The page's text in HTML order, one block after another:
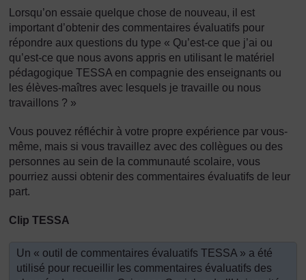
Lorsqu’on essaie quelque chose de nouveau, il est
important d’obtenir des commentaires évaluatifs pour
répondre aux questions du type « Qu’est-ce que j’ai ou
qu’est-ce que nous avons appris en utilisant le matériel
pédagogique TESSA en compagnie des enseignants ou
les élèves-maîtres avec lesquels je travaille ou nous
travaillons ? »
Vous pouvez réfléchir à votre propre expérience par vous-
même, mais si vous travaillez avec des collègues ou des
personnes au sein de la communauté scolaire, vous
pourriez aussi obtenir des commentaires évaluatifs de leur
part.
Clip TESSA
Un « outil de commentaires évaluatifs TESSA » a été
utilisé pour recueillir les commentaires évaluatifs des